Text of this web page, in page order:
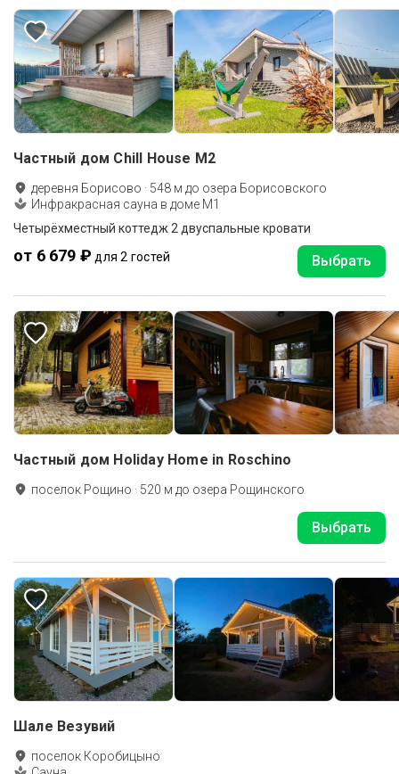
Частный дом Chill House M2
деревня Борисово · 548 м до озера Борисовского
Инфракрасная сауна в доме M1
Четырёхместный коттедж 2 двуспальные кровати
от 6 679 ₽ для 2 гостей Выбрать
Частный дом Holiday Home in Roschino
поселок Рощино · 520 м до озера Рощинского
Выбрать
Шале Везувий
поселок Коробицыно